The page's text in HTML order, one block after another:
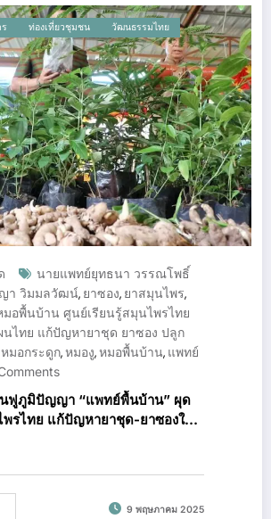
ร ท่องเที่ยวชุมชน วัฒนธรรมไทย
นายแพทย์ยุทธนา วรรณโพธิ์
า วิมมลวัฒน์, ยาซอง, ยาสมุนไพร,
อพื้นบ้าน ศูนย์เรียนรู้สมุนไพรไทย
ไทย แก้ปัญหายาชุด ยาซอง ปลูก
หมอกระดูก,หมองู,หมอพื้นบ้าน, แพทย์
ฟูภูมิปัญญา “แพทย์พื้นบ้าน” ผุด
พรไทย แก้ปัญหายาชุด-ยาซองใน
บ้าน
9 พฤษภาคม 2025